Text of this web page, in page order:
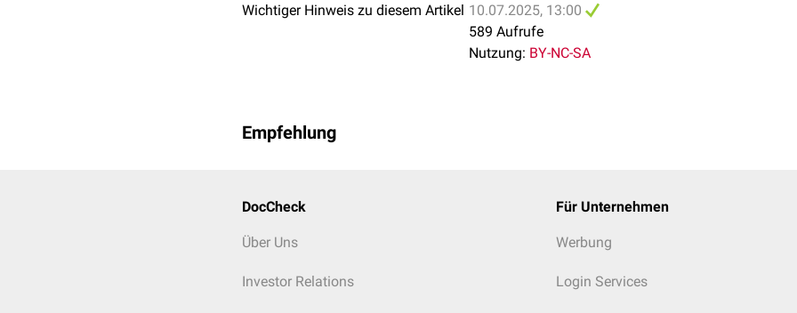
Wichtiger Hinweis zu diesem Artikel 10.07.2025, 13:00
589 Aufrufe
Nutzung: BY-NC-SA
Empfehlung
DocCheck
Über Uns
Investor Relations
Für Unternehmen
Werbung
Login Services